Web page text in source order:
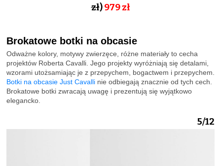
zł)979zł
Brokatowe botki na obcasie
Odważne kolory, motywy zwierzęce, różne materiały to cecha
projektów Roberta Cavalli. Jego projekty wyróżniają się detalami,
wzorami utożsamiając je z przepychem, bogactwem i przepychem.
Botki na obcasie Just Cavalli nie odbiegają znacznie od tych cech.
Brokatowe botki zwracają uwagę i prezentują się wyjątkowo
elegancko.
5/12